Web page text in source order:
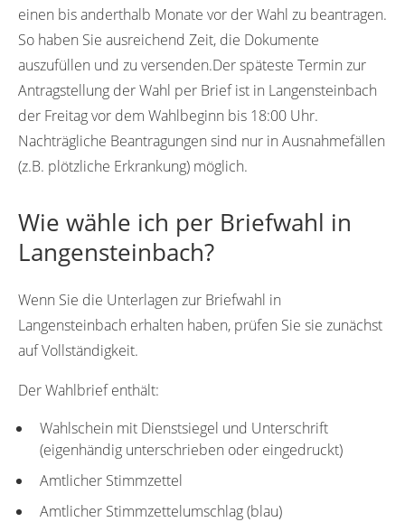
einen bis anderthalb Monate vor der Wahl zu beantragen.
So haben Sie ausreichend Zeit, die Dokumente
auszufüllen und zu versenden.Der späteste Termin zur
Antragstellung der Wahl per Brief ist in Langensteinbach
der Freitag vor dem Wahlbeginn bis 18:00 Uhr.
Nachträgliche Beantragungen sind nur in Ausnahmefällen
(z.B. plötzliche Erkrankung) möglich.
Wie wähle ich per Briefwahl in
Langensteinbach?
Wenn Sie die Unterlagen zur Briefwahl in
Langensteinbach erhalten haben, prüfen Sie sie zunächst
auf Vollständigkeit.
Der Wahlbrief enthält:
Wahlschein mit Dienstsiegel und Unterschrift
(eigenhändig unterschrieben oder eingedruckt)
Amtlicher Stimmzettel
Amtlicher Stimmzettelumschlag (blau)